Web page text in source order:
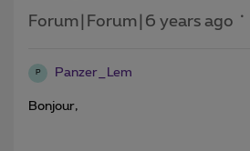
Forum|Forum|6 years ago
P Panzer_Lem
Bonjour,